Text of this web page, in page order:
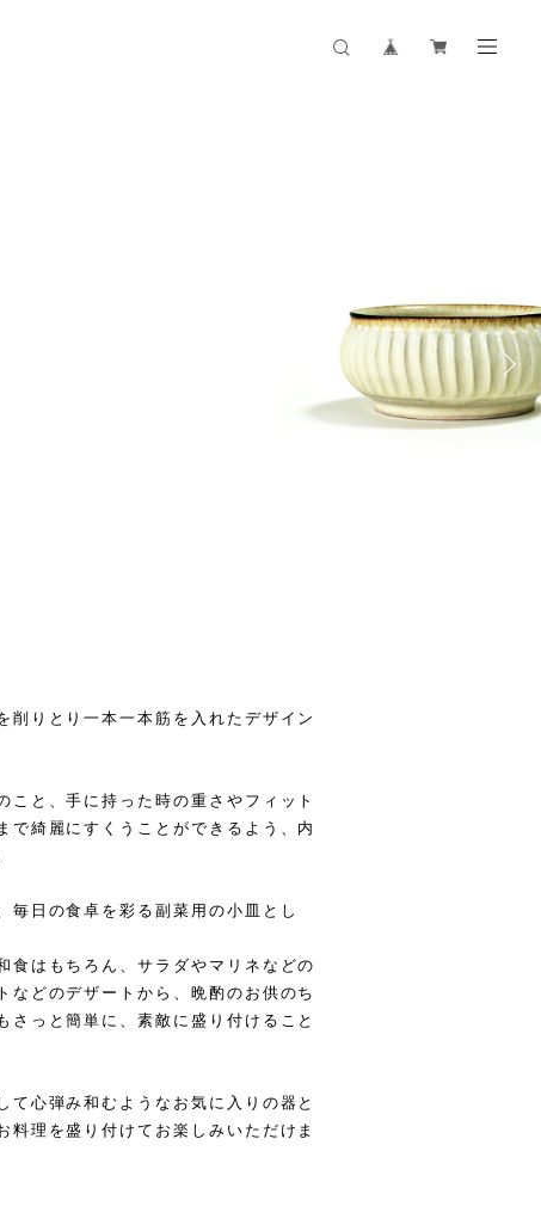
削りとり一本一本筋を入れたデザイン
と、手に持った時の重さやフィット
で綺麗にすくうことができるよう、内
毎日の食卓を彩る副菜用の小皿とし
食はもちろん、サラダやマリネなどの
などのデザートから、晩酌のお供のち
さっと簡単に、素敵に盛り付けること
心弾み和むようなお気に入りの器と
料理を盛り付けてお楽しみいただけま